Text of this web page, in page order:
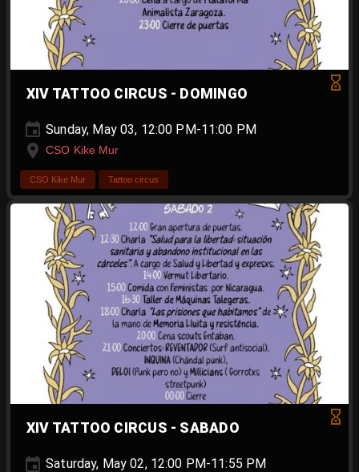
XIV TATTOO CIRCUS - DOMINGO
Sunday, May 03, 12:00 PM-11:00 PM
CSO Kike Mur
CSO Kike Mur Tattoo circus
XIV TATTOO CIRCUS - SABADO
Saturday, May 02, 12:00 PM-11:55 PM